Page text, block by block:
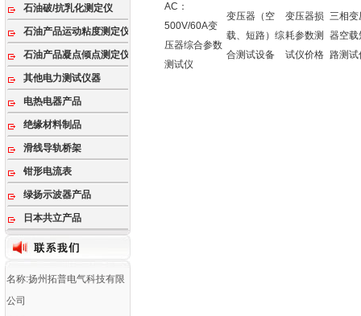
石油破/抗乳化测定仪
石油产品运动粘度测定仪
石油产品凝点倾点测定仪
其他电力测试仪器
电热电器产品
绝缘材料制品
滑线导轨桥架
钳形电流表
绿扬示波器产品
日本共立产品
名称:扬州拓普电气科技有限
公司
AC：
500V/60A变
压器综合参数
测试仪
变压器（空
载、短路）综
合测试设备
变压器损
耗参数测
试仪价格
三相变
器空载
路测试